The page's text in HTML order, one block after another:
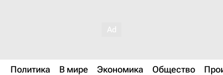
Политика В мире Экономика Общество